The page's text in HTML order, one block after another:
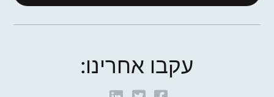
עקבו אחרינו: